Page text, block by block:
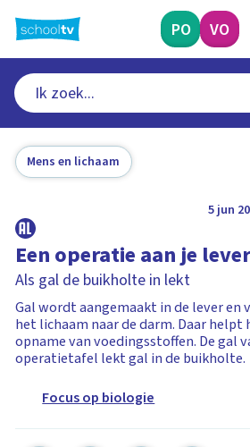
naar
hoofdinhoud
PO VO
Mens en lichaam
5 jun
Een operatie aan je
Als gal de buikholte in lekt
Gal wordt aangemaakt in de lever en
het lichaam naar de darm. Daar
opname van voedingsstoffen. De gal
operatietafel lekt gal in de buikholte.
Focus op biologie